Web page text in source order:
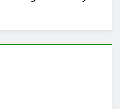
Negeri Surabaya